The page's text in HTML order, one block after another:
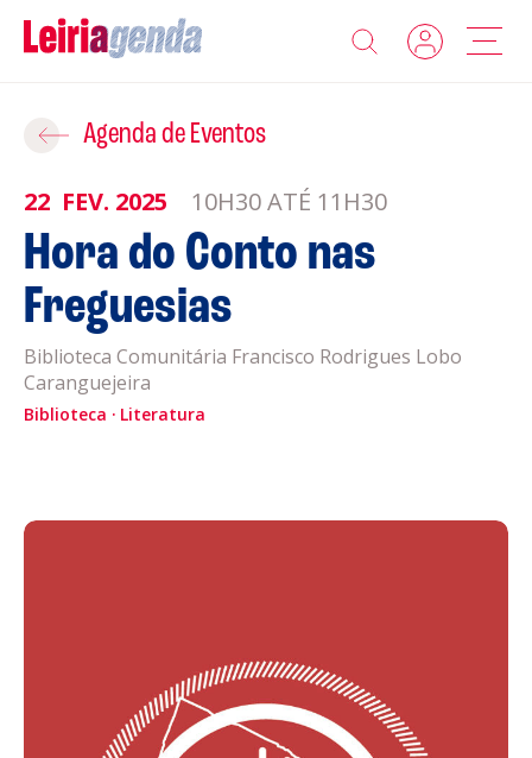
Agenda
Sobre a Leiriagenda
Promotores
Clubes Desportivos
Contactos
Política de Cookies
Agenda de Eventos
22 FEV. 2025 10H30 ATÉ 11H30
Hora do Conto nas
Freguesias
Biblioteca Comunitária Francisco Rodrigues Lobo
Caranguejeira
Biblioteca Literatura
Adicionar ao Roteiro
ROTEIROS EXISTENTES
CRIAR NOVO